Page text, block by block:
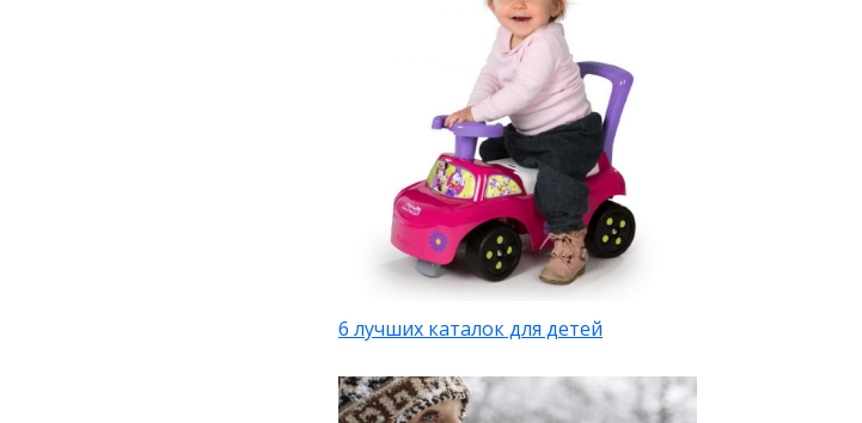
6 лучших каталок для детей